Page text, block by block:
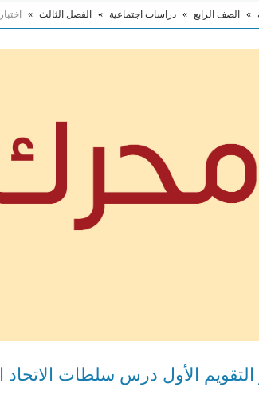
» الصف الرابع » دراسات اجتماعية » الفصل الثالث »
التقويم الأول درس سلطات الاتحاد